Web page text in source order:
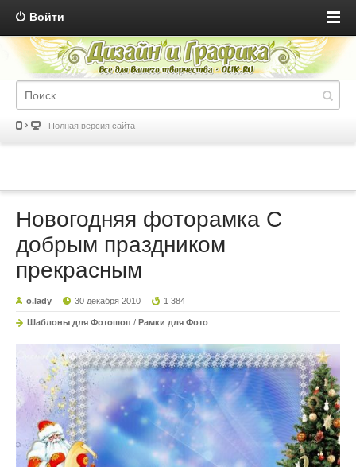
Войти
Полная версия сайта
Новогодняя фоторамка С
добрым праздником
прекрасным
o.lady 30 декабря 2010 1 384
Шаблоны для Фотошоп / Рамки для Фото